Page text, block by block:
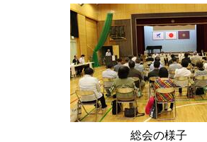
総会の様子